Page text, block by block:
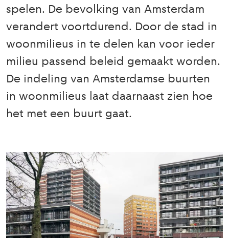
spelen. De bevolking van Amsterdam
verandert voortdurend. Door de stad in
woonmilieus in te delen kan voor ieder
milieu passend beleid gemaakt worden.
De indeling van Amsterdamse buurten
in woonmilieus laat daarnaast zien hoe
het met een buurt gaat.